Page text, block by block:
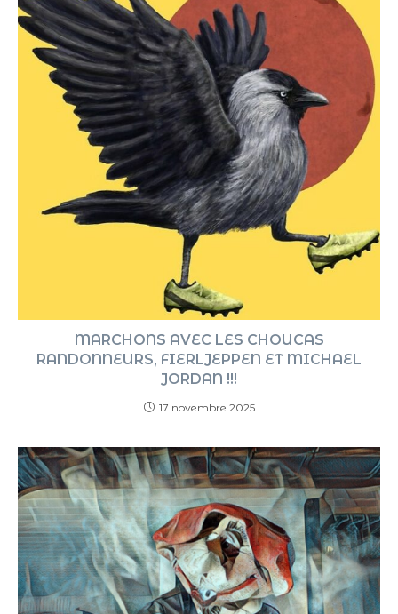
MARCHONS AVEC LES CHOUCAS
RANDONNEURS, FIERLJEPPEN ET MICHAEL
JORDAN !!!
17 novembre 2025